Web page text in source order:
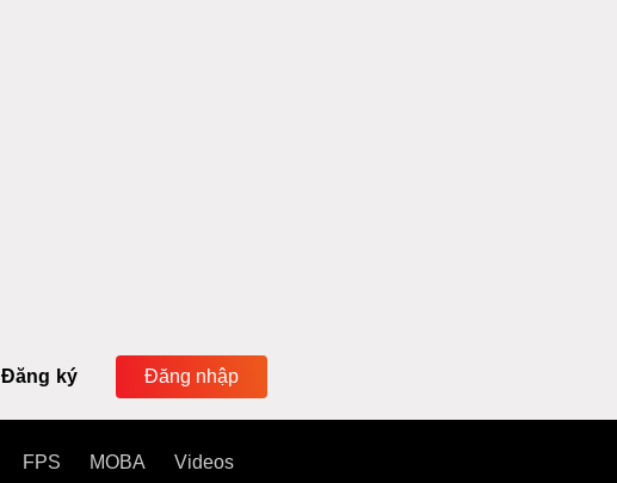
Đăng ký Đăng nhập
FPS MOBA Videos